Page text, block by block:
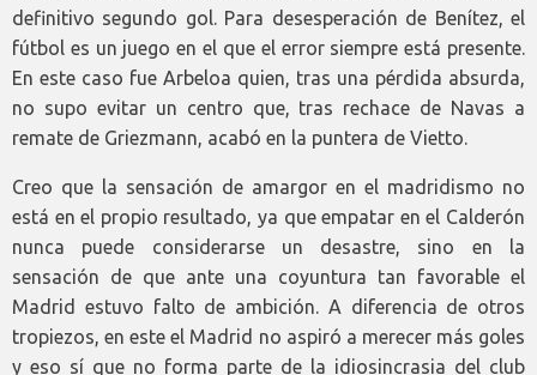
definitivo segundo gol. Para desesperación de Benítez, el
fútbol es un juego en el que el error siempre está presente.
En este caso fue Arbeloa quien, tras una pérdida absurda,
no supo evitar un centro que, tras rechace de Navas a
remate de Griezmann, acabó en la puntera de Vietto.
Creo que la sensación de amargor en el madridismo no
está en el propio resultado, ya que empatar en el Calderón
nunca puede considerarse un desastre, sino en la
sensación de que ante una coyuntura tan favorable el
Madrid estuvo falto de ambición. A diferencia de otros
tropiezos, en este el Madrid no aspiró a merecer más goles
y eso sí que no forma parte de la idiosincrasia del club